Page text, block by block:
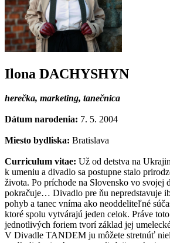
Ilona DACHYSHYN
herečka, marketing, tanečnica
Dátum narodenia: 7. 5. 2004
Miesto bydliska: Bratislava
Curriculum vitae: Už od detstva na
k umeniu a divadlo sa postupne stalo
života. Po príchode na Slovensko vo svojej
pokračuje… Divadlo pre ňu nepredstavuje
pohyb a tanec vníma ako neoddeliteľné
ktoré spolu vytvárajú jeden celok. Práve
jednotlivých foriem tvorí základ jej
V Divadle TANDEM ju môžete stretnúť